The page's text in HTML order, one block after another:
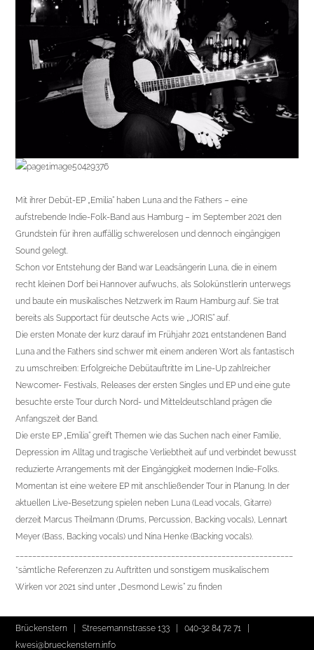
Mit ihrer Debüt-EP „Emilia“ haben Luna and the Fathers – eine
aufstrebende Indie-Folk-Band aus Hamburg – im September 2021 den
Grundstein für ihren auffällig schwerelosen und dennoch eingängigen
Sound gelegt.
Schon vor Entstehung der Band war Leadsängerin Luna, die in einem
recht kleinen Dorf bei Hannover aufwuchs, als Solokünstlerin unterwegs
und baute ein musikalisches Netzwerk im Raum Hamburg auf. Sie trat
bereits als Supportact für deutsche Acts wie „JORIS“ auf.
Die ersten Monate der kurz darauf im Frühjahr 2021 entstandenen Band
Luna and the Fathers sind schwer mit einem anderen Wort als fantastisch
zu umschreiben: Erfolgreiche Debütauftritte im Line-Up zahlreicher
Newcomer- Festivals, Releases der ersten Singles und EP und eine gute
besuchte erste Tour durch Nord- und Mitteldeutschland prägen die
Anfangszeit der Band.
Die erste EP „Emilia“ greift Themen wie das Suchen nach einer Familie,
Depression im Alltag und tragische Verliebtheit auf und verbindet bewusst
reduzierte Arrangements mit der Eingängigkeit modernen Indie-Folks.
Momentan ist eine weitere EP mit anschließender Tour in Planung. In der
aktuellen Live-Besetzung spielen neben Luna (Lead vocals, Gitarre)
derzeit Marcus Theilmann (Drums, Percussion, Backing vocals), Lennart
Meyer (Bass, Backing vocals) und Nina Henke (Backing vocals).
*sämtliche Referenzen zu Auftritten und sonstigem musikalischem
Wirken vor 2021 sind unter „Desmond Lewis“ zu finden
Brückenstern | Stresemannstrasse 133 |040-32 84 72 71
kwesi@brueckenstern.info